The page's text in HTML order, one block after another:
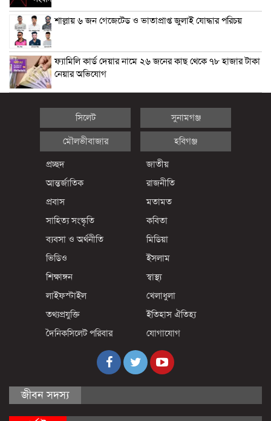
শাল্লায় ৬ জন গেজেটেড ও ভাতাপ্রাপ্ত জুলাই যোদ্ধার পরিচয়
ফ্যামিলি কার্ড দেয়ার নামে ২৬ জনের কাছ থেকে ৭৮ হাজার টাকা
নেয়ার অভিযোগ
সিলেট সুনামগঞ্জ
মৌলভীবাজার হবিগঞ্জ
প্রচ্ছদ
জাতীয়
আন্তর্জাতিক
রাজনীতি
প্রবাস
মতামত
সাহিত্য সংস্কৃতি
কবিতা
ব্যবসা ও অর্থনীতি
মিডিয়া
ভিডিও
ইসলাম
শিক্ষাঙ্গন
স্বাস্থ্য
লাইফস্টাইল
খেলাধুলা
তথ্যপ্রযুক্তি
ইতিহাস ঐতিহ্য
দৈনিকসিলেট পরিবার
যোগাযোগ
জীবন সদস্য